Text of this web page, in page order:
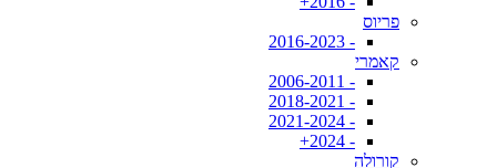
פריוס
- 2016-2023
קאמרי
- 2006-2011
- 2018-2021
- 2021-2024
- 2024+
קורולה